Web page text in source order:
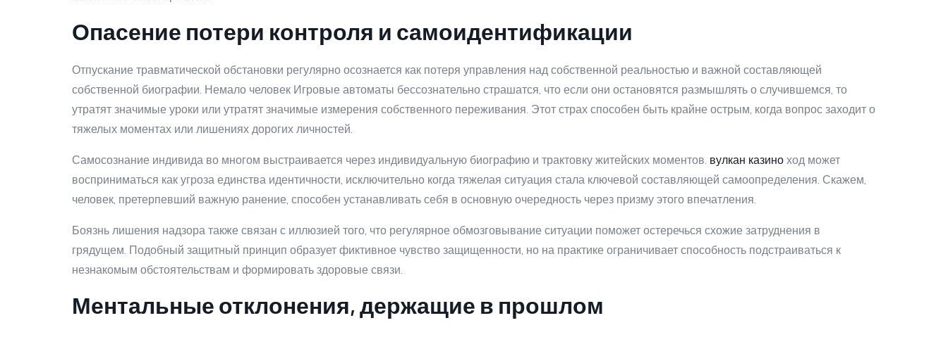
Опасение потери контроля и самоидентификации
Отпускание травматической обстановки регулярно осознается как потеря управления над собственной реальностью и важной составляющей
собственной биографии. Немало человек Игровые автоматы бессознательно страшатся, что если они остановятся размышлять о случившемся, то
утратят значимые уроки или утратят значимые измерения собственного переживания. Этот страх способен быть крайне острым, когда вопрос заходит о
тяжелых моментах или лишениях дорогих личностей.
Самосознание индивида во многом выстраивается через индивидуальную биографию и трактовку житейских моментов. вулкан казино ход может
восприниматься как угроза единства идентичности, исключительно когда тяжелая ситуация стала ключевой составляющей самоопределения. Скажем,
человек, претерпевший важную ранение, способен устанавливать себя в основную очередность через призму этого впечатления.
Боязнь лишения надзора также связан с иллюзией того, что регулярное обмозговывание ситуации поможет остеречься схожие затруднения в
грядущем. Подобный защитный принцип образует фиктивное чувство защищенности, но на практике ограничивает способность подстраиваться к
незнакомым обстоятельствам и формировать здоровые связи.
Ментальные отклонения, держащие в прошлом